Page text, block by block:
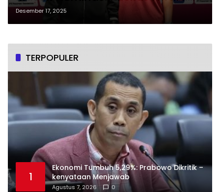
2025, Shin Tae Yong Ungkap
Proses Panjang di Baliknya
Desember 17, 2025
TERPOPULER
1
Ekonomi Tumbuh 5,29%: Prabowo Dikritik –
kenyataan Menjawab
Agustus 7, 2026 0